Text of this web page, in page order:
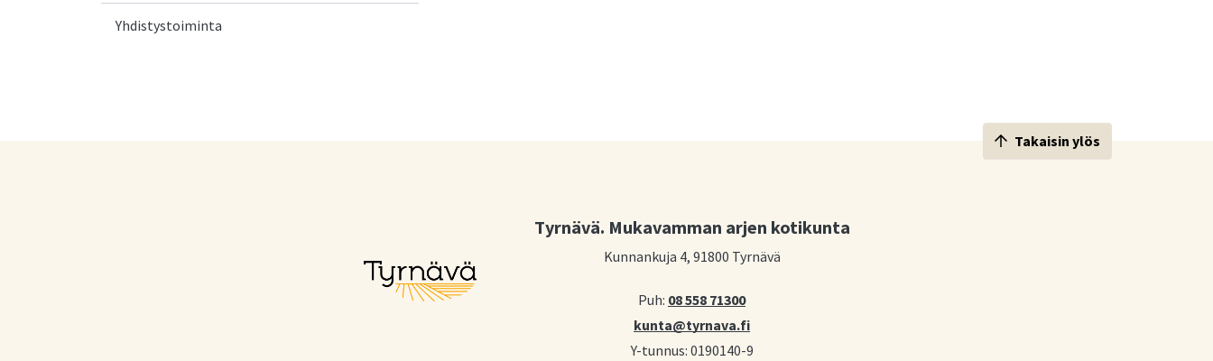
Yhdistystoiminta
Tyrnävä. Mukavamman arjen kotikunta
Kunnankuja 4, 91800 Tyrnävä
Puh: 08 558 71300
kunta@tyrnava.fi
Y-tunnus: 0190140-9
Takaisin ylös